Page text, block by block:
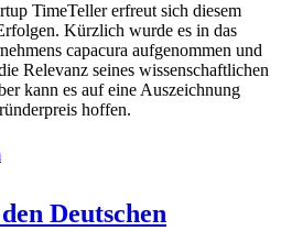
TimeTeller erfreut sich diesem
Kürzlich wurde es in das
capacura aufgenommen und
Relevanz seines wissenschaftlichen
kann es auf eine Auszeichnung
hoffen.
Deutschen